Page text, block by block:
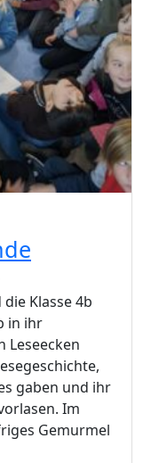
Klasse 4b
in ihr
Leseecken
gaben und ihr
Im
Gemurmel